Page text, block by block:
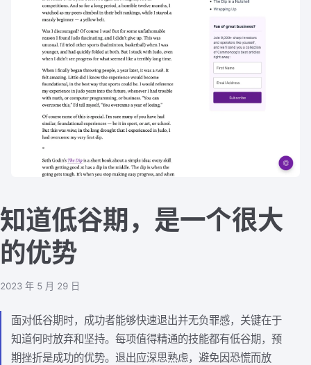
知道低谷期，是一个很大
的优势
2023 年 5 月 29 日
面对低谷期时，成功者能够快速退出并无负罪感，关键在于
知道何时放弃和坚持。每项值得精通的技能都有低谷期，预
期挫折是成功的优势。退出应深思熟虑，避免因恐慌而放